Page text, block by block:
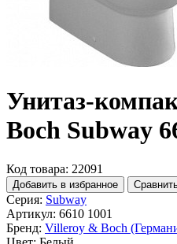
Унитаз-
Boch Subway
Код товара: 22091
Добавить в избранное
Серия: Subway
Артикул: 6610 1001
Бренд: Villeroy & Boch